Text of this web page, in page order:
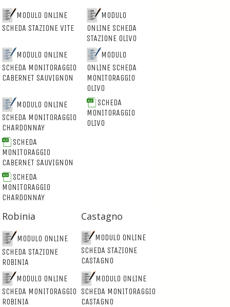
MODULO ONLINE
SCHEDA STAZIONE VITE
MODULO
ONLINE SCHEDA
STAZIONE OLIVO
MODULO ONLINE
SCHEDA MONITORAGGIO
CABERNET SAUVIGNON
MODULO
ONLINE SCHEDA
MONITORAGGIO
OLIVO
MODULO ONLINE
SCHEDA MONITORAGGIO
CHARDONNAY
SCHEDA
MONITORAGGIO
OLIVO
SCHEDA
MONITORAGGIO
CABERNET SAUVIGNON
SCHEDA
MONITORAGGIO
CHARDONNAY
Robinia Castagno
MODULO ONLINE
SCHEDA STAZIONE
ROBINIA
MODULO ONLINE
SCHEDA STAZIONE
CASTAGNO
MODULO ONLINE
SCHEDA MONITORAGGIO
ROBINIA
MODULO ONLINE
SCHEDA MONITORAGGIO
CASTAGNO